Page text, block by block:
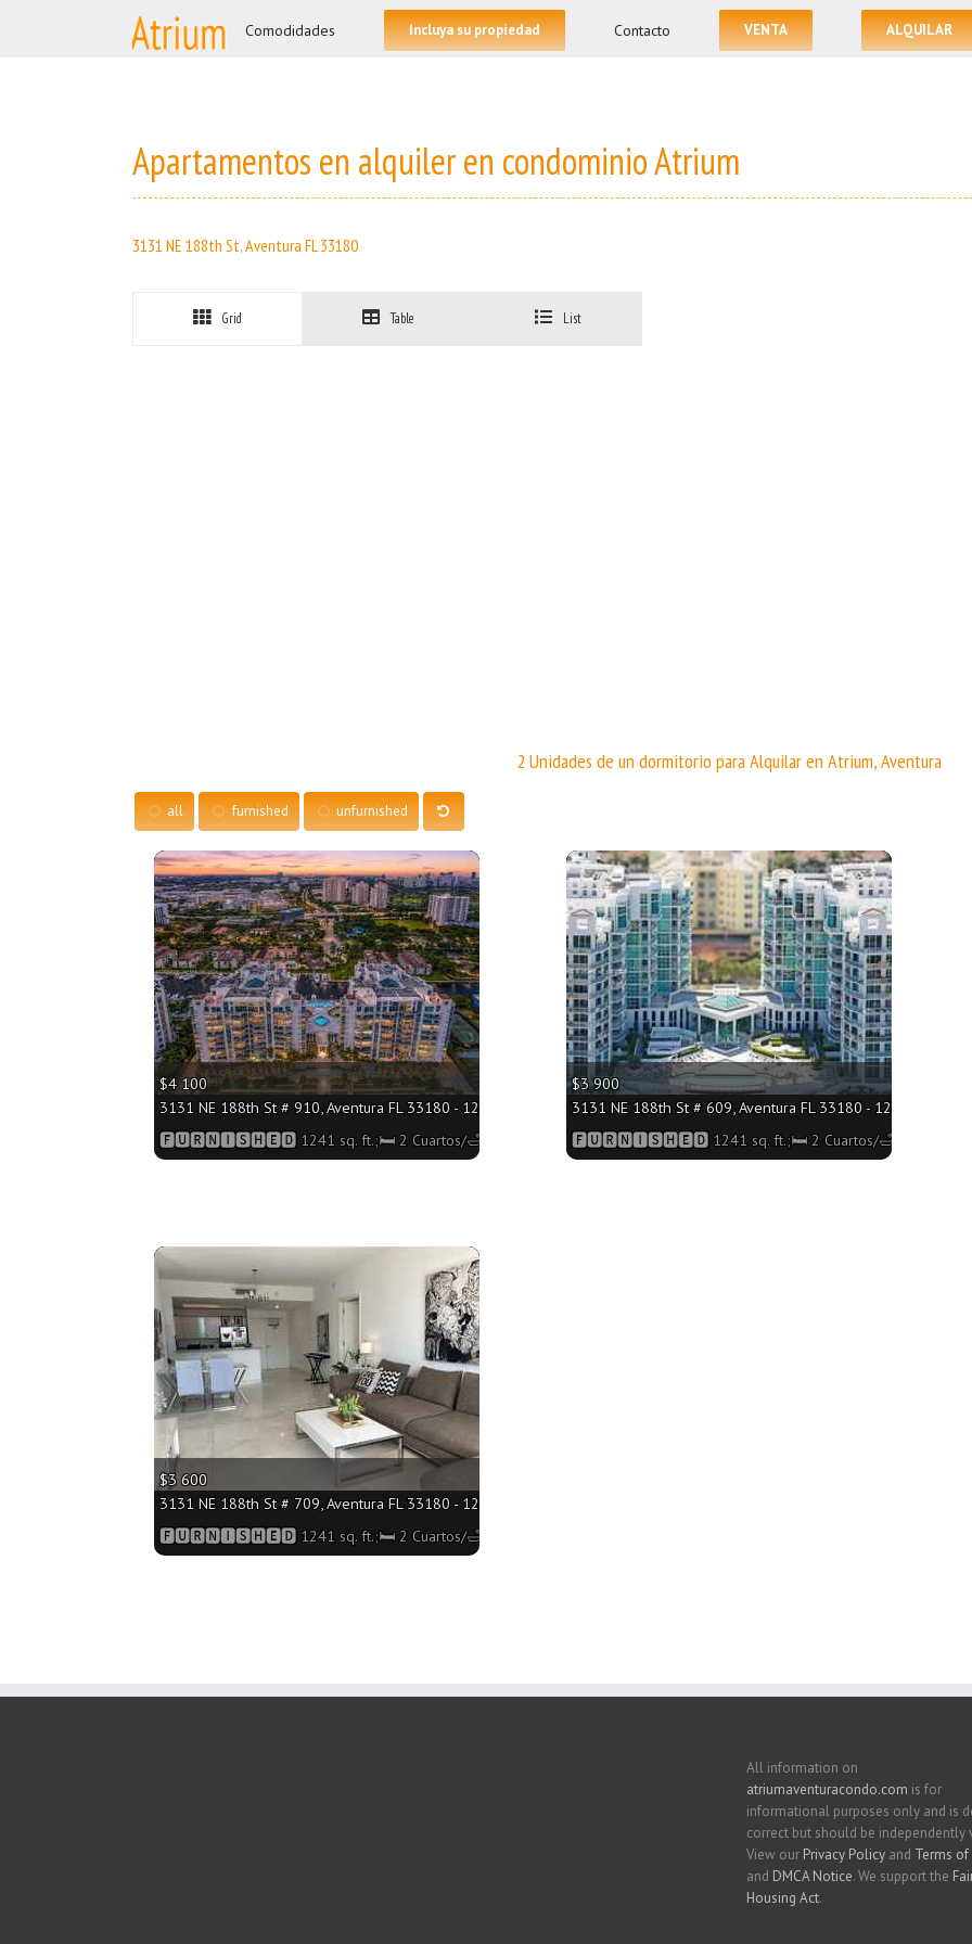
Comodidades Incluya su propiedad Contacto VENTA ALQUILAR
Apartamentos en alquiler en condominio Atrium
3131 NE 188th St, Aventura FL 33180
Grid Table List
2 Unidades de un dormitorio para Alquilar en Atrium, Aventura
all furnished unfurnished
$4 100
3131 NE 188th St # 910, Aventura FL 33180 - 1241 sq. ft.;🛏 2 Cuartos/🛁2 Baños
🅵🆄🆁🅽🅸🆂🅷🅴🅳 1241 sq. ft.;🛏 2 Cuartos/🛁2 Baños
More
$3 900
3131 NE 188th St # 609, Aventura FL 33180 - 1241 sq.
🅵🆄🆁🅽🅸🆂🅷🅴🅳 1241 sq. ft.;🛏 2 Cuartos/🛁2 Baños
More
$3 600
3131 NE 188th St # 709, Aventura FL 33180 - 1241 sq. ft.;🛏 2 Cuartos/🛁2 Baños
🅵🆄🆁🅽🅸🆂🅷🅴🅳 1241 sq. ft.;🛏 2 Cuartos/🛁2 Baños
More
All information on
atriumaventuracondo.com is for
informational purposes only and is
correct but should be independently
View our Privacy Policy and Terms of
and DMCA Notice. We support the
Housing Act.